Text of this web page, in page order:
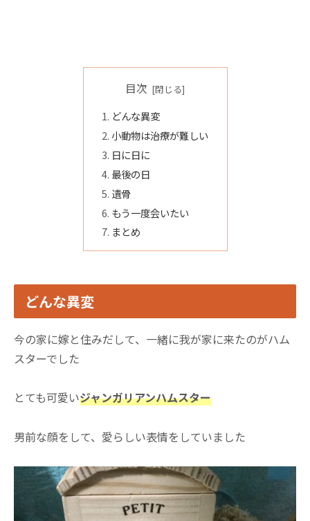
目次
どんな異変
小動物は治療が難しい
日に日に
最後の日
遺骨
もう一度会いたい
まとめ
どんな異変
今の家に嫁と住みだして、一緒に我が家に来たのがハム
スターでした
とても可愛いジャンガリアンハムスター
男前な顔をして、愛らしい表情をしていました